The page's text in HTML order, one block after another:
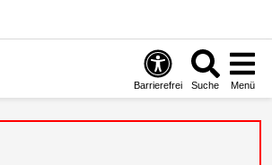
Barrierefrei Suche Menü